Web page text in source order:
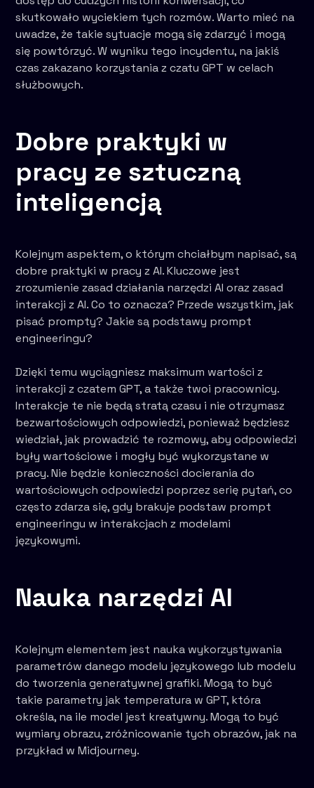
skutkowało wyciekiem tych rozmów. Warto mieć na
uwadze, że takie sytuacje mogą się zdarzyć i mogą
się powtórzyć. W wyniku tego incydentu, na jakiś
czas zakazano korzystania z czatu GPT w celach
służbowych.
Dobre praktyki w
pracy ze sztuczną
inteligencją
Kolejnym aspektem, o którym chciałbym napisać, są
dobre praktyki w pracy z AI. Kluczowe jest
zrozumienie zasad działania narzędzi AI oraz zasad
interakcji z AI. Co to oznacza? Przede wszystkim, jak
pisać prompty? Jakie są podstawy prompt
engineeringu?
Dzięki temu wyciągniesz maksimum wartości z
interakcji z czatem GPT, a także twoi pracownicy.
Interakcje te nie będą stratą czasu i nie otrzymasz
bezwartościowych odpowiedzi, ponieważ będziesz
wiedział, jak prowadzić te rozmowy, aby odpowiedzi
były wartościowe i mogły być wykorzystane w
pracy. Nie będzie konieczności docierania do
wartościowych odpowiedzi poprzez serię pytań, co
często zdarza się, gdy brakuje podstaw prompt
engineeringu w interakcjach z modelami
językowymi.
Nauka narzędzi AI
Kolejnym elementem jest nauka wykorzystywania
parametrów danego modelu językowego lub modelu
do tworzenia generatywnej grafiki. Mogą to być
takie parametry jak temperatura w GPT, która
określa, na ile model jest kreatywny. Mogą to być
wymiary obrazu, zróżnicowanie tych obrazów, jak na
przykład w Midjourney.